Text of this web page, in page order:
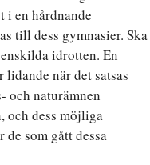
i en hårdnande
till dess gymnasier. Ska
idrotten. En
när det satsas
och naturämnen
och dess möjliga
som gått dessa